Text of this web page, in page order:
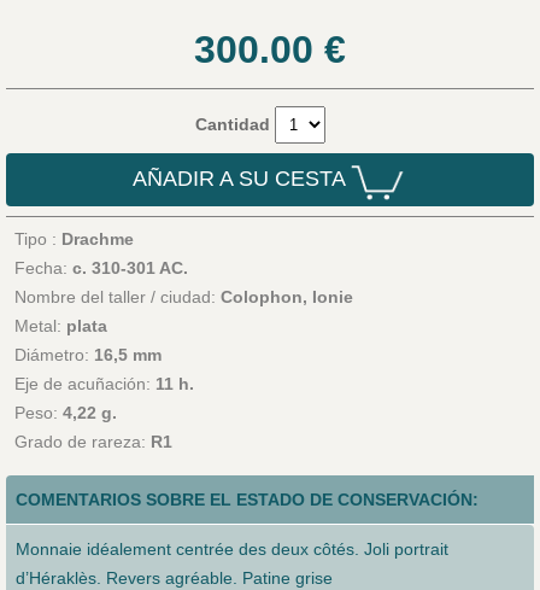
300.00 €
Cantidad
AÑADIR A SU CESTA
Tipo : Drachme
Fecha: c. 310-301 AC.
Nombre del taller / ciudad: Colophon, Ionie
Metal: plata
Diámetro: 16,5 mm
Eje de acuñación: 11 h.
Peso: 4,22 g.
Grado de rareza: R1
COMENTARIOS SOBRE EL ESTADO DE CONSERVACIÓN:
Monnaie idéalement centrée des deux côtés. Joli portrait
d’Héraklès. Revers agréable. Patine grise